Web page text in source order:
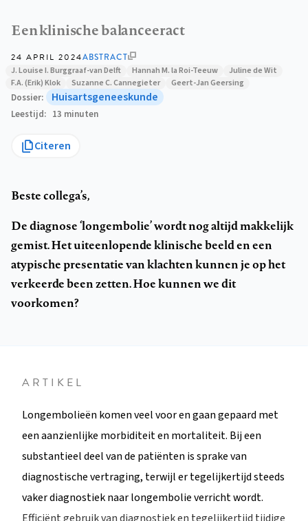
Een klinische balanceeract
24 APRIL 2024ABSTRACT
J. Louise I. Burggraaf-van Delft
Hannah M. la Roi-Teeuw
Juline de Wit
F.A. (Erik) Klok
Suzanne C. Cannegieter Geert-Jan Geersing
Dossier Huisartsgeneeskunde
Leestijd 13 minuten
Citeren
Beste collega’s,
De diagnose ‘longembolie’ wordt nog altijd makkelijk
gemist. Het uiteenlopende klinische beeld en een
atypische presentatie van klachten kunnen je op het
verkeerde been zetten. Hoe kunnen we dit
voorkomen?
ARTIKEL
Longembolieën komen veel voor en gaan gepaard met
een aanzienlijke morbiditeit en mortaliteit. Bij een
substantieel deel van de patiënten is sprake van
diagnostische vertraging, terwijl er tegelijkertijd steeds
vaker diagnostiek naar longembolie verricht wordt.